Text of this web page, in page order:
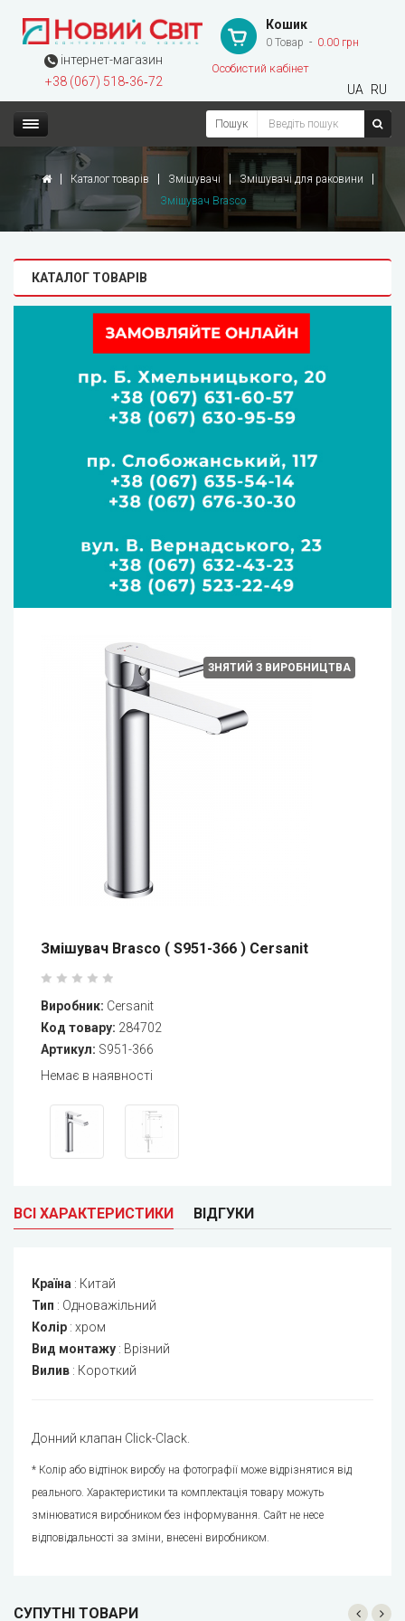
інтернет-магазин
+38 (067) 518‑36‑72
Кошик
0 Товар 0.00 грн
Особистий кабінет
UA RU
Пошук
Каталог товарів Змішувачі
Змішувачі для раковини
Змішувач Brasco
КАТАЛОГ ТОВАРІВ
ЗНЯТИЙ З ВИРОБНИЦТВА
Змішувач Brasco ( S951-366 ) Cersanit
Виробник: Cersanit
Код товару: 284702
Артикул: S951-366
Немає в наявності
ВСІ ХАРАКТЕРИСТИКИ ВІДГУКИ
Країна : Китай
Тип : Одноважільний
Колір : хром
Вид монтажу : Врізний
Вилив : Короткий
Донний клапан Click-Clack.
* Колір або відтінок виробу на фотографії може відрізнятися від
реального. Характеристики та комплектація товару можуть
змінюватися виробником без інформування. Сайт не несе
відповідальності за зміни, внесені виробником.
СУПУТНІ ТОВАРИ